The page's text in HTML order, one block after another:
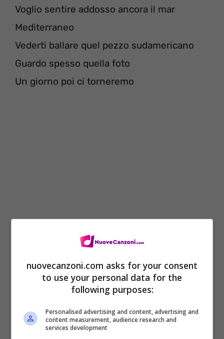
Voglio sentire addosso ancora il mar
Mediterraneo
Vederti ballare quel pezzo sudamericano
Guardo spesso quella foto
Un giorno poi ci torneremo
Parli, parli, parli sempre troppo, mi dici
Che poi da grande potremo avere un posto
nostro e allora
Ci pensi a quanto è grande tutto questo
Io non l’avrei detto mai, e vorrei rifarlo
nuovecanzoni.com asks for your consent
to use your personal data for the
following purposes:
Personalised advertising and content, advertising and
content measurement, audience research and
services development